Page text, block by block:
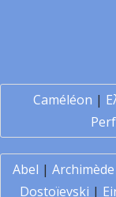
Caméléon |
Abel | Archimède
Dostoïevski |